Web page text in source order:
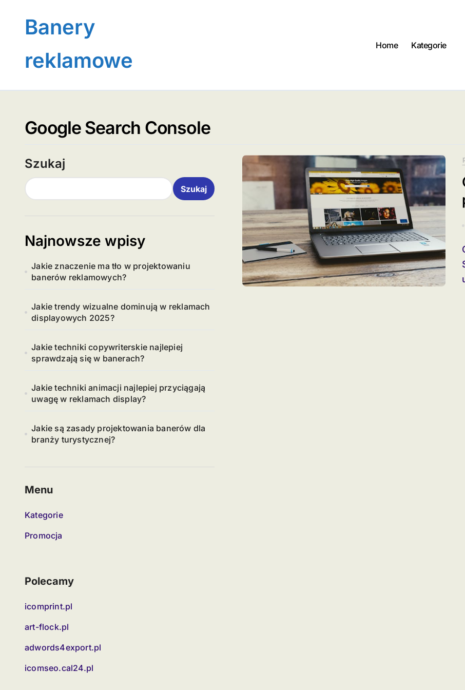
contentBanery
reklamowe
Home Kategorie
Google Search Console
Szukaj
Szukaj
Najnowsze wpisy
Jakie znaczenie ma tło w projektowaniu
banerów reklamowych?
Jakie trendy wizualne dominują w reklamach
displayowych 2025?
Jakie techniki copywriterskie najlepiej
sprawdzają się w banerach?
Jakie techniki animacji najlepiej przyciągają
uwagę w reklamach display?
Jakie są zasady projektowania banerów dla
branży turystycznej?
Menu
Kategorie
Promocja
Polecamy
icomprint.pl
art-flock.pl
adwords4export.pl
icomseo.cal24.pl
Czym jest